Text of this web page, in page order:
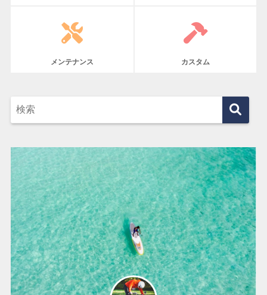
メンテナンス カスタム